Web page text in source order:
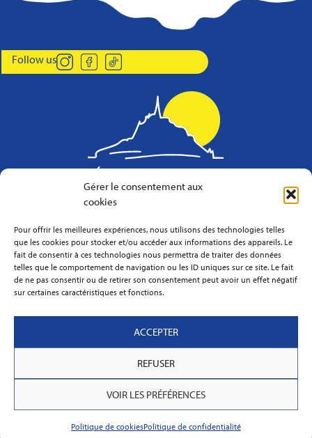
Gérer le consentement aux
cookies
Pour offrir les meilleures expériences, nous utilisons des technologies telles
que les cookies pour stocker et/ou accéder aux informations des appareils. Le
fait de consentir à ces technologies nous permettra de traiter des données
telles que le comportement de navigation ou les ID uniques sur ce site. Le fait
de ne pas consentir ou de retirer son consentement peut avoir un effet négatif
sur certaines caractéristiques et fonctions.
ACCEPTER
REFUSER
VOIR LES PRÉFÉRENCES
Politique de cookiesPolitique de confidentialité
Follow us
La Maison du Guide, 1 rue Montoise - 50530
GENETS Metropolitan France
Contact us
Practical Information